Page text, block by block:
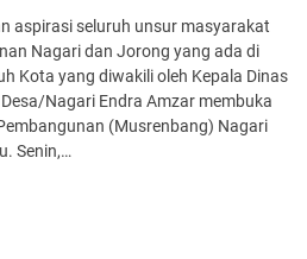
aspirasi seluruh unsur masyarakat
Nagari dan Jorong yang ada di
Kota yang diwakili oleh Kepala Dinas
Nagari Endra Amzar membuka
(Musrenbang) Nagari
Senin,…